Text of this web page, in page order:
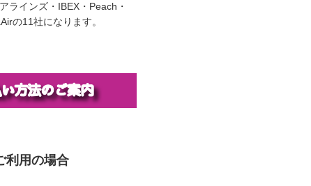
ラインズ・IBEX・Peach・
の11社になります。
利用の場合